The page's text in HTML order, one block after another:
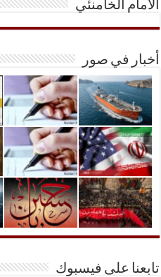
الأمام الخامنئي
أخبار في صور
تابعنا على فيسبوك